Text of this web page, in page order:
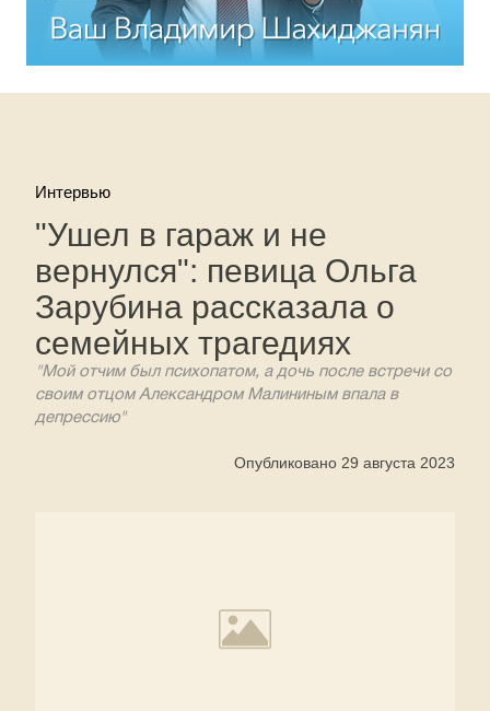
Интервью
"Ушел в гараж и не
вернулся": певица Ольга
Зарубина рассказала о
семейных трагедиях
"Мой отчим был психопатом, а дочь после встречи со
своим отцом Александром Малининым впала в
депрессию"
Опубликовано 29 августа 2023